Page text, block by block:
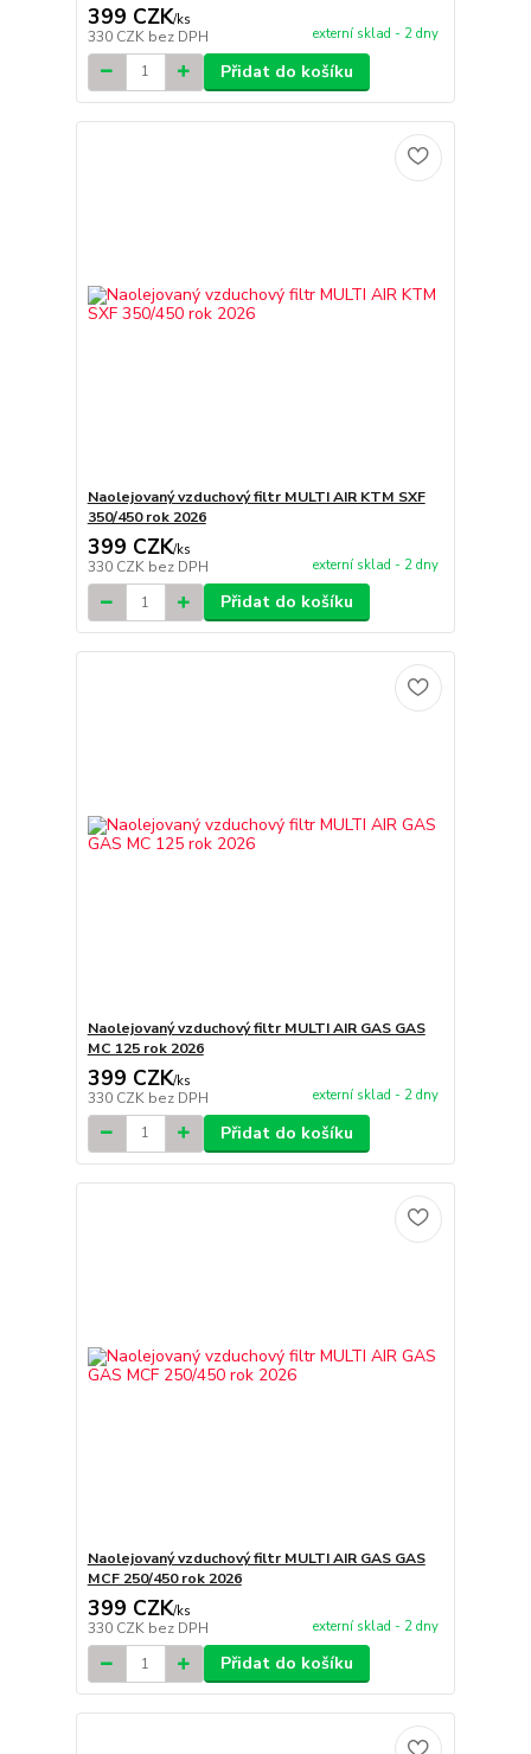
399 CZK/ks
330 CZK bez DPH externí sklad - 2 dny
Přidat do košíku
Naolejovaný vzduchový filtr MULTI AIR KTM SXF
350/450 rok 2026
399 CZK/ks
330 CZK bez DPH externí sklad - 2 dny
Přidat do košíku
Naolejovaný vzduchový filtr MULTI AIR GAS GAS
MC 125 rok 2026
399 CZK/ks
330 CZK bez DPH externí sklad - 2 dny
Přidat do košíku
Naolejovaný vzduchový filtr MULTI AIR GAS GAS
MCF 250/450 rok 2026
399 CZK/ks
330 CZK bez DPH externí sklad - 2 dny
Přidat do košíku